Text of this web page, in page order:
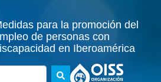
para la promoción del
de personas con
en Iberoamérica